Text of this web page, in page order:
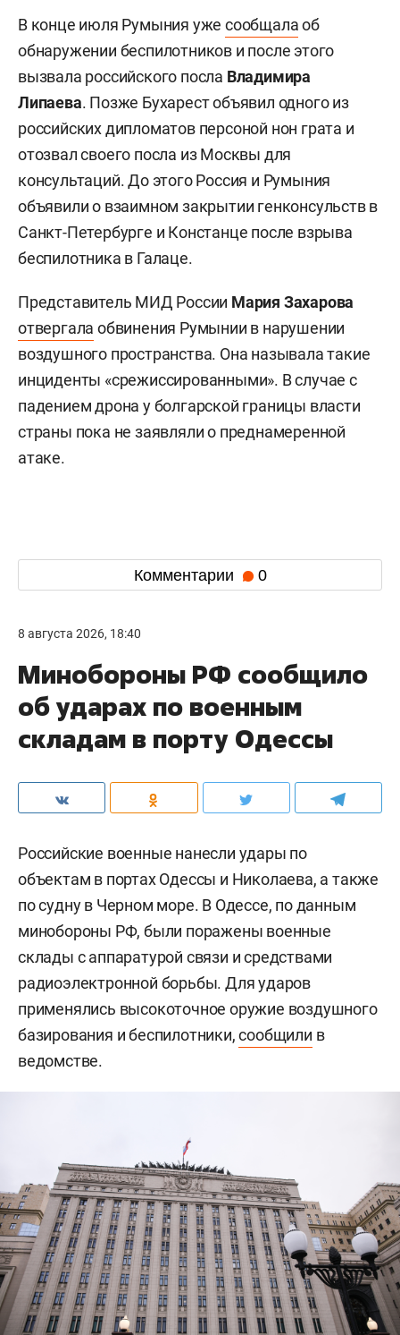
В конце июля Румыния ужесообщалаоб
обнаружении беспилотников и после этого
вызвала российского посла Владимира
Липаева. Позже Бухарест объявил одного из
российских дипломатов персоной нон грата и
отозвал своего посла из Москвы для
консультаций. До этого Россия и Румыния
объявили о взаимном закрытии генконсульств в
Санкт-Петербурге и Констанце после взрыва
беспилотника в Галаце.
Представитель МИД России Мария Захарова
отвергала обвинения Румынии в нарушении
воздушного пространства. Она называла такие
инциденты «срежиссированными». В случае с
падением дрона у болгарской границы власти
страны пока не заявляли о преднамеренной
атаке.
Комментарии 0
8 августа 2026, 18:40
Минобороны РФ сообщило
об ударах по военным
складам в порту Одессы
Российские военные нанесли удары по
объектам в портах Одессы и Николаева, а также
по судну в Черном море. В Одессе, по данным
минобороны РФ, были поражены военные
склады с аппаратурой связи и средствами
радиоэлектронной борьбы. Для ударов
применялись высокоточное оружие воздушного
базирования и беспилотники,сообщили в
ведомстве.